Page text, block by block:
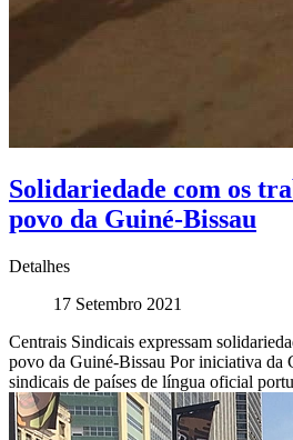
Solidariedade com os
povo da Guiné-Bissau
Detalhes
17 Setembro 2021
Centrais Sindicais expressam
povo da Guiné-Bissau Por iniciativa da
sindicais de países de língua oficial